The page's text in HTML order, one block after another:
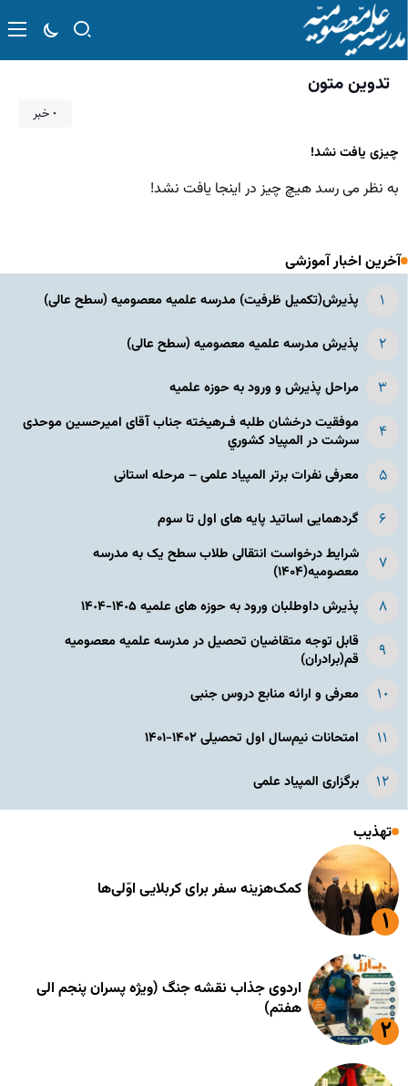
تدوین متون
۰ خبر
چیزی یافت نشد!
به نظر می رسد هیچ چیز در اینجا یافت نشد!
آخرین اخبار آموزشی
پذیرش(تکمیل ظرفیت) مدرسه علمیه معصومیه‌ (سطح عالی)
پذیرش مدرسه علمیه معصومیه‌ (سطح عالی)
مراحل پذیرش و ورود به حوزه علمیه
موفقیت درخشان طلبه فـرهیخته جناب آقای امیرحسین موحدی
سرشت در المپياد كشوري
معرفی نفرات برتر المپیاد علمی – مرحله استانی
گردهمایی اساتید پایه های اول تا سوم
شرایط درخواست انتقالی طلاب سطح یک به مدرسه
معصومیه(۱۴۰۴)
پذیرش داوطلبان ورود به حوزه های علمیه ١۴٠۵-١۴٠۴
قابل توجه متقاضیان تحصیل در مدرسه علمیه معصومیه
قم(برادران)
معرفی و ارائه منابع دروس جنبی
امتحانات نیم‌سال اول تحصیلی ۱۴۰۲-۱۴۰۱
برگزاری المپیاد علمی
تهذیب
کمک‌هزینه سفر برای کربلایی اوّلی‌ها
اردوی جذاب نقشه جنگ (ویژه پسران پنجم الی
هفتم)